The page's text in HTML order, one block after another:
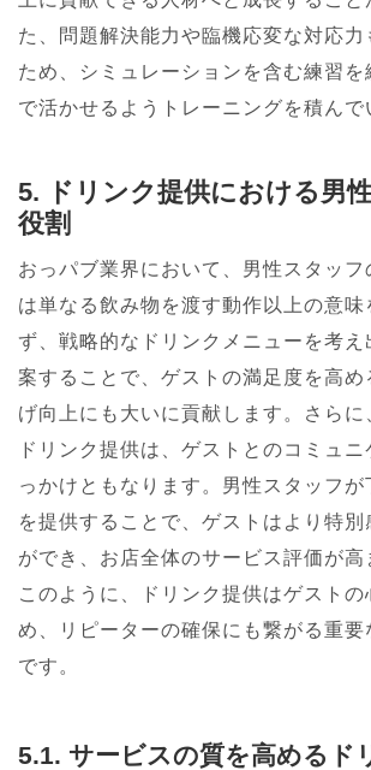
た、問題解決能力や臨機応変な対応力
ため、シミュレーションを含む練習を
で活かせるようトレーニングを積んで
5. ドリンク提供における男
役割
おっパブ業界において、男性スタッフ
は単なる飲み物を渡す動作以上の意味
ず、戦略的なドリンクメニューを考え
案することで、ゲストの満足度を高め
げ向上にも大いに貢献します。さらに
ドリンク提供は、ゲストとのコミュニ
っかけともなります。男性スタッフが
を提供することで、ゲストはより特別
ができ、お店全体のサービス評価が高
このように、ドリンク提供はゲストの
め、リピーターの確保にも繋がる重要
です。
5.1. サービスの質を高めるド